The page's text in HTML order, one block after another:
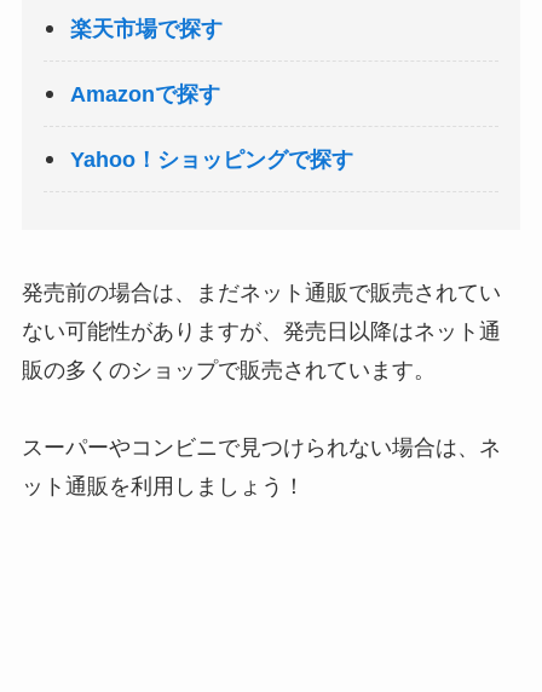
楽天市場で探す
Amazonで探す
Yahoo！ショッピングで探す
発売前の場合は、まだネット通販で販売されてい
ない可能性がありますが、発売日以降はネット通
販の多くのショップで販売されています。
スーパーやコンビニで見つけられない場合は、ネ
ット通販を利用しましょう！